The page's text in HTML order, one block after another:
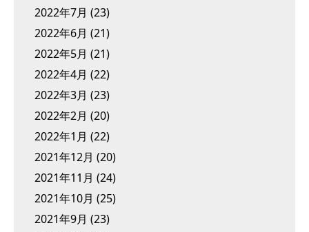
2022年7月 (23)
2022年6月 (21)
2022年5月 (21)
2022年4月 (22)
2022年3月 (23)
2022年2月 (20)
2022年1月 (22)
2021年12月 (20)
2021年11月 (24)
2021年10月 (25)
2021年9月 (23)